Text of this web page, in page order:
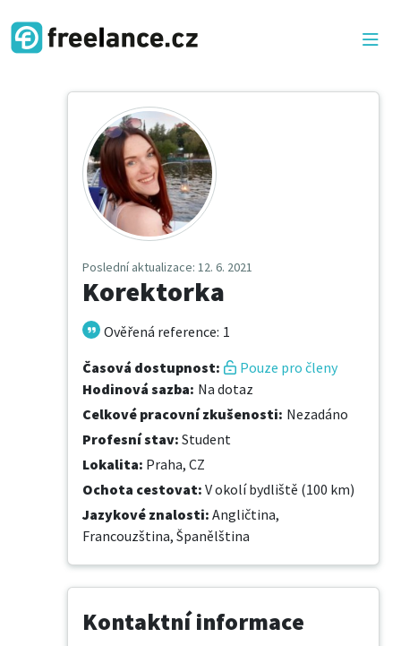
Poslední aktualizace: 12. 6. 2021
Korektorka
Ověřená reference: 1
Časová dostupnost:
Pouze pro členy
Hodinová sazba: Na dotaz
Celkové pracovní zkušenosti: Nezadáno
Profesní stav: Student
Lokalita: Praha, CZ
Ochota cestovat: V okolí bydliště (100 km)
Jazykové znalosti: Angličtina,
Francouzština, Španělština
Kontaktní informace